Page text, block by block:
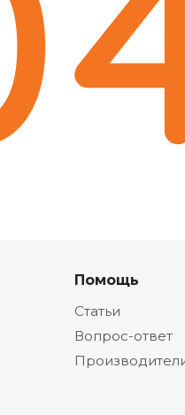
Помощь
Статьи
Вопрос-ответ